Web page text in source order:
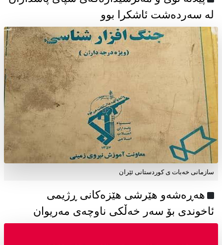
لە سەردەشت ئاشکرا بوو
سازمانی خەبات ی كوردستانی ئێران
هەڕەشەو هێرشی هێزەکانی ڕژیمی
ئاخوندی بۆ سەر خەڵکی ناوچەی مەریوان